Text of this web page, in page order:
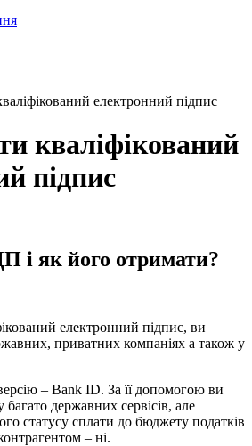
електронний підпис
кваліфікований
підпис
і як його отримати?
електронний підпис, ви
приватних компаніях а також у
– Bank ID. За її допомогою ви
державних сервісів, але
статусу сплати до бюджету податків
– ні.